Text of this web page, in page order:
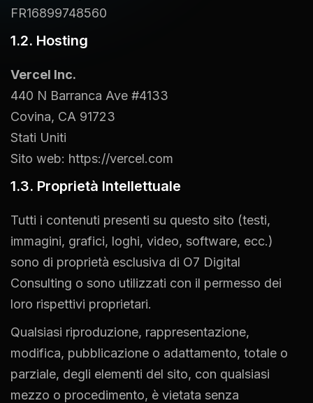
FR16899748560
1.2. Hosting
Vercel Inc.
440 N Barranca Ave #4133
Covina, CA 91723
Stati Uniti
Sito web: https://vercel.com
1.3. Proprietà Intellettuale
Tutti i contenuti presenti su questo sito (testi,
immagini, grafici, loghi, video, software, ecc.)
sono di proprietà esclusiva di O7 Digital
Consulting o sono utilizzati con il permesso dei
loro rispettivi proprietari.
Qualsiasi riproduzione, rappresentazione,
modifica, pubblicazione o adattamento, totale o
parziale, degli elementi del sito, con qualsiasi
mezzo o procedimento, è vietata senza